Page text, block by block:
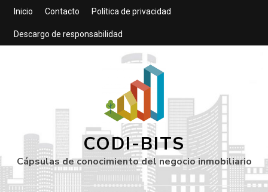
Inicio Contacto Política de privacidad
Descargo de responsabilidad
CODI-BITS
Cápsulas de conocimiento del negocio inmobiliario